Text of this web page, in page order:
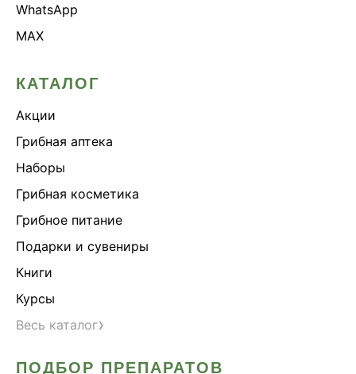
Защита печени
Зверобой
Здоровое пищеварение
Здоровые суставы
Здоровый микробиом
Здоровье легких
Здоровье почек
Йохимбе
Каштан конский
Китайский кордицепс
Кордицепс
Косметика
Крепкие кости
WhatsApp
MAX
КАТАЛОГ
Акции
Грибная аптека
Наборы
Грибная косметика
Грибное питание
Подарки и сувениры
Книги
Курсы
Весь каталог›
ПОДБОР ПРЕПАРАТОВ